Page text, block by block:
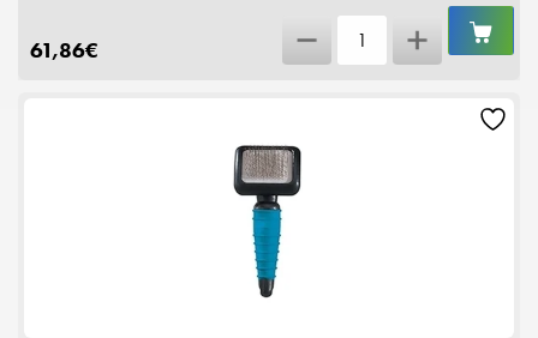
61,86€
suņiem
Go"
quantity